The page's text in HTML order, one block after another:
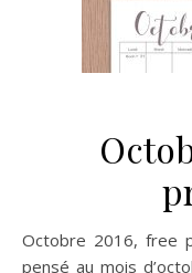
Octobre 2016, free printable ! Et oui, nous devons déjà
pensé au mois